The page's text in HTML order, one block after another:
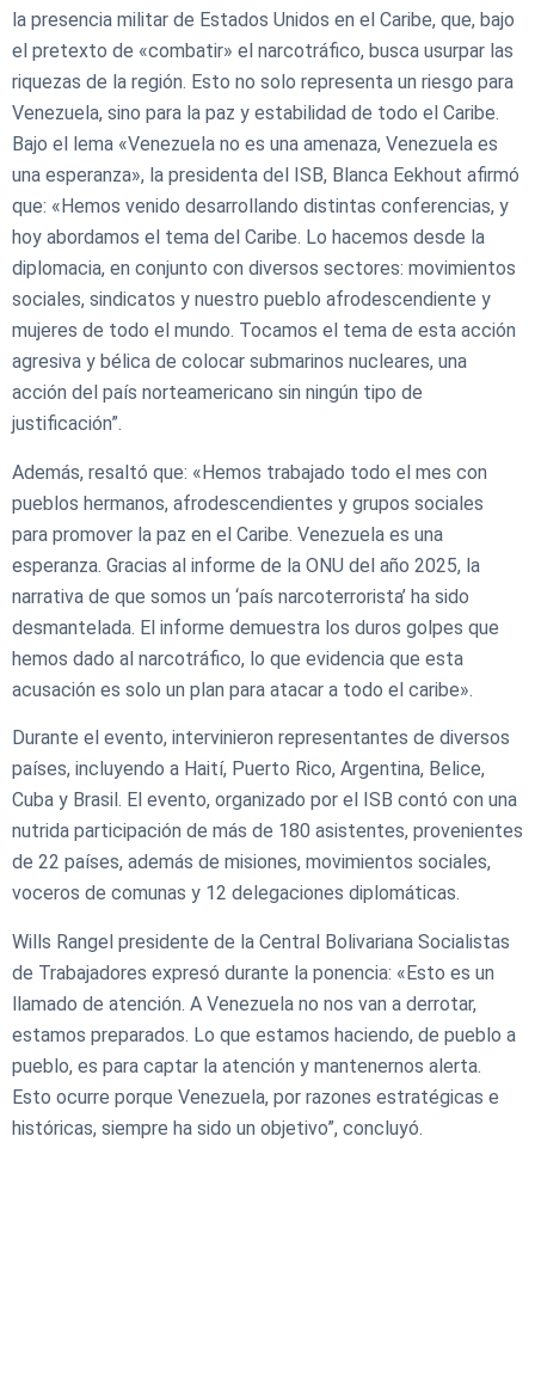
la presencia militar de Estados Unidos en el Caribe, que, bajo
el pretexto de «combatir» el narcotráfico, busca usurpar las
riquezas de la región. Esto no solo representa un riesgo para
Venezuela, sino para la paz y estabilidad de todo el Caribe.
Bajo el lema «Venezuela no es una amenaza, Venezuela es
una esperanza», la presidenta del ISB, Blanca Eekhout afirmó
que: «Hemos venido desarrollando distintas conferencias, y
hoy abordamos el tema del Caribe. Lo hacemos desde la
diplomacia, en conjunto con diversos sectores: movimientos
sociales, sindicatos y nuestro pueblo afrodescendiente y
mujeres de todo el mundo. Tocamos el tema de esta acción
agresiva y bélica de colocar submarinos nucleares, una
acción del país norteamericano sin ningún tipo de
justificación”.
Además, resaltó que: «Hemos trabajado todo el mes con
pueblos hermanos, afrodescendientes y grupos sociales
para promover la paz en el Caribe. Venezuela es una
esperanza. Gracias al informe de la ONU del año 2025, la
narrativa de que somos un ‘país narcoterrorista’ ha sido
desmantelada. El informe demuestra los duros golpes que
hemos dado al narcotráfico, lo que evidencia que esta
acusación es solo un plan para atacar a todo el caribe».
Durante el evento, intervinieron representantes de diversos
países, incluyendo a Haití, Puerto Rico, Argentina, Belice,
Cuba y Brasil. El evento, organizado por el ISB contó con una
nutrida participación de más de 180 asistentes, provenientes
de 22 países, además de misiones, movimientos sociales,
voceros de comunas y 12 delegaciones diplomáticas.
Wills Rangel presidente de la Central Bolivariana Socialistas
de Trabajadores expresó durante la ponencia: «Esto es un
llamado de atención. A Venezuela no nos van a derrotar,
estamos preparados. Lo que estamos haciendo, de pueblo a
pueblo, es para captar la atención y mantenernos alerta.
Esto ocurre porque Venezuela, por razones estratégicas e
históricas, siempre ha sido un objetivo”, concluyó.